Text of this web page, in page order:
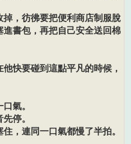
，彷彿要把便利商店制服脫
書包，再把自己安全送回棉
快要碰到這點平凡的時候，
氣。
停。
連同一口氣都慢了半拍。